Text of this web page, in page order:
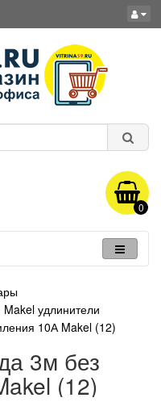
0
Makel удлинители
10А Makel (12)
3м без
(12)